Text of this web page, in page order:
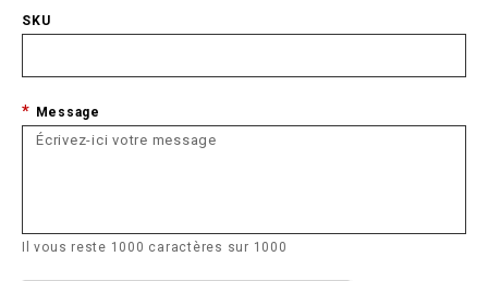
SKU
Message
Il vous reste 1000 caractères sur 1000